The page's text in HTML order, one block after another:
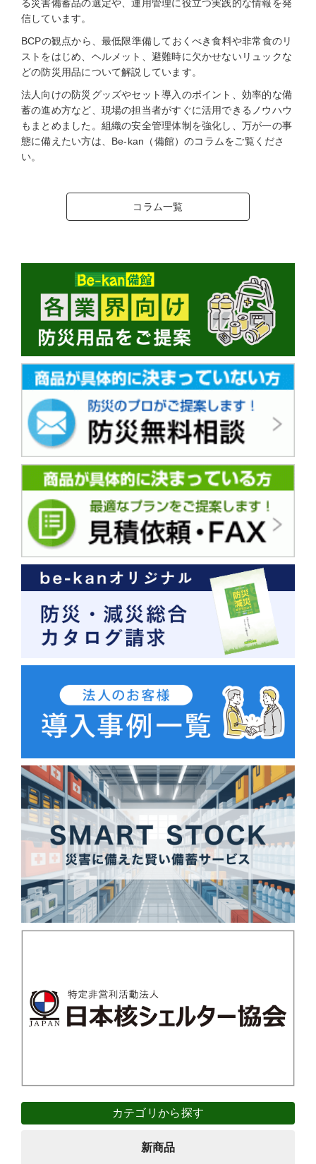
る災害備蓄品の選定や、運用管理に役立つ実践的な情報を発
信しています。
BCPの観点から、最低限準備しておくべき食料や非常食のリ
ストをはじめ、ヘルメット、避難時に欠かせないリュックな
どの防災用品について解説しています。
法人向けの防災グッズやセット導入のポイント、効率的な備
蓄の進め方など、現場の担当者がすぐに活用できるノウハウ
もまとめました。組織の安全管理体制を強化し、万が一の事
態に備えたい方は、Be-kan（備館）のコラムをご覧くださ
い。
コラム一覧
カテゴリから探す
新商品